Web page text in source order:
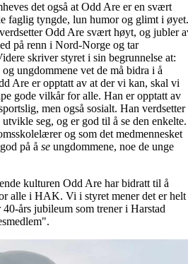
det også at Odd Are er en svært
faglig tyngde, lun humor og glimt i øyet.
Odd Are svært høyt, og jubler
på renn i Nord-Norge og tar
skriver styret i sin begrunnelse at:
ungdommene vet de må bidra i å
Are er opptatt av at der vi kan, skal vi
gode vilkår for alle. Han er opptatt av
men også sosialt. Han verdsetter
seg, og er god til å se den enkelte.
og som det medmennesket
på å se ungdommene, noe de unge
kulturen Odd Are har bidratt til å
alle i HAK. Vi i styret mener det er helt
års jubileum som trener i Harstad